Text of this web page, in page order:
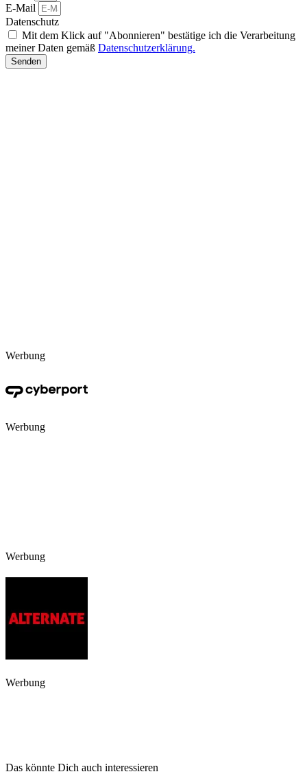
E-Mail
Datenschutz
Mit dem Klick auf "Abonnieren" bestätige ich die Verarbeitung
meiner Daten gemäß Datenschutzerklärung.
Senden
Werbung
Werbung
Werbung
Werbung
Das könnte Dich auch interessieren